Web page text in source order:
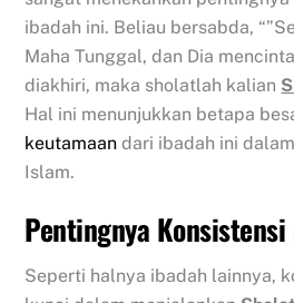
ibadah ini. Beliau bersabda,
Maha Tunggal, dan Dia
diakhiri, maka sholatlah kalian
Hal ini menunjukkan betapa
keutamaan dari ibadah ini
Islam.
Pentingnya
Seperti halnya ibadah lainnya,